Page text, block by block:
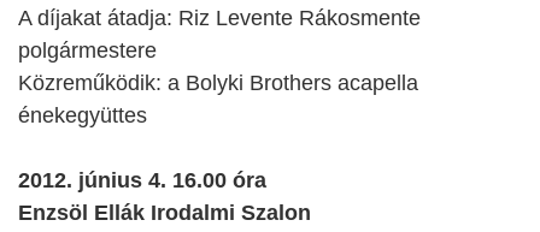
A díjakat átadja: Riz Levente Rákosmente
polgármestere
Közreműködik: a Bolyki Brothers acapella
énekegyüttes
2012. június 4. 16.00 óra
Enzsöl Ellák Irodalmi Szalon